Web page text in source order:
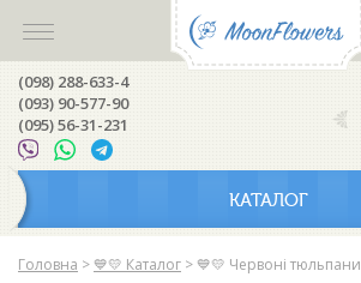
(098) 288-633-4
(093) 90-577-90
(095) 56-31-231
КАТАЛОГ
Головна > 💙💛 Каталог > 💙💛 Червоні тюльпани